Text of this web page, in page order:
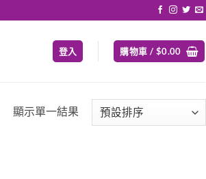
登入 購物車 / $0.00
顯示單一結果